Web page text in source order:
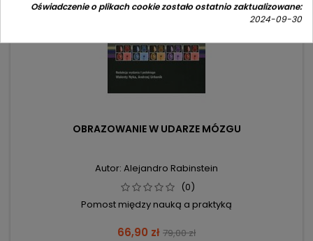
OBRAZOWANIE W UDARZE MÓZGU
Autor: Alejandro Rabinstein
(0)
Pomost między nauką a praktyką
Cena
66,90 zł Cena
79,00 zł
Oświadczenie o plikach cookie zostało ostatnio zaktualizowane:
2024-09-30